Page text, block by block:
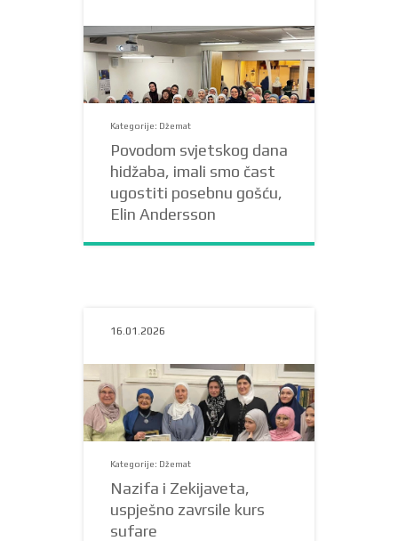
Kategorije: Džemat
Povodom svjetskog dana
hidžaba, imali smo čast
ugostiti posebnu gošću,
Elin Andersson
16.01.2026
Kategorije: Džemat
Nazifa i Zekijaveta,
uspješno zavrsile kurs
sufare